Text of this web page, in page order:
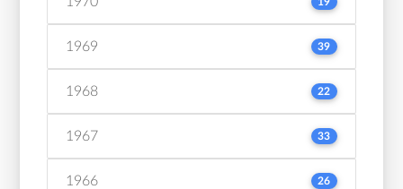
1969 39
1968 22
1967 33
1966 26